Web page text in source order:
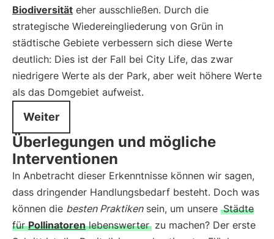
Biodiversität eher ausschließen. Durch die
strategische Wiedereingliederung von Grün in
städtische Gebiete verbessern sich diese Werte
deutlich: Dies ist der Fall bei City Life, das zwar
niedrigere Werte als der Park, aber weit höhere Werte
als das Domgebiet aufweist.
Weiter
Überlegungen und mögliche
Interventionen
In Anbetracht dieser Erkenntnisse können wir sagen,
dass dringender Handlungsbedarf besteht. Doch was
können die besten Praktikensein, um unsere Städte
fürPollinatorenlebenswerter zu machen? Der erste